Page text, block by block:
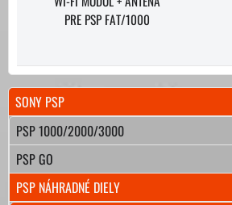
PRE PSP FAT/1000
SONY PSP
PSP 1000/2000/3000
PSP GO
PSP NÁHRADNÉ DIELY